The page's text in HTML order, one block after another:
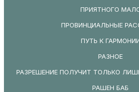
ПРИЯТНОГО
ПРОВИНЦИАЛЬНЫЕ
ПУТЬ К
РАЗНОЕ
РАЗРЕШЕНИЕ ПОЛУЧИТ ТОЛЬКО
РАШЕН БАБ